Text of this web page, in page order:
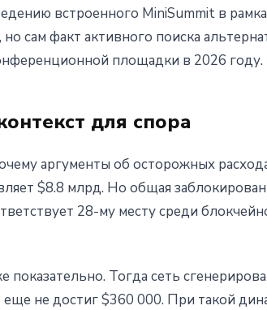
встроенного MiniSummit в
сам факт активного поиска
площадки в 2026 году.
для спора
аргументы об осторожных
$8.8 млрд. Но общая
28-му месту среди
показательно. Тогда сеть
не достиг $360 000. При такой